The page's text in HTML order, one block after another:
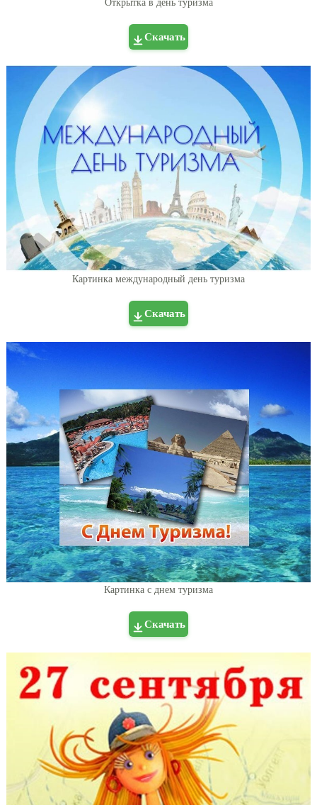
Открытка в день туризма
Скачать
Картинка международный день туризма
Скачать
Картинка с днем туризма
Скачать